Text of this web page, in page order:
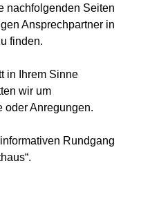
nachfolgenden Seiten
Ansprechpartner in
finden.
in Ihrem Sinne
wir um
oder Anregungen.
Rundgang